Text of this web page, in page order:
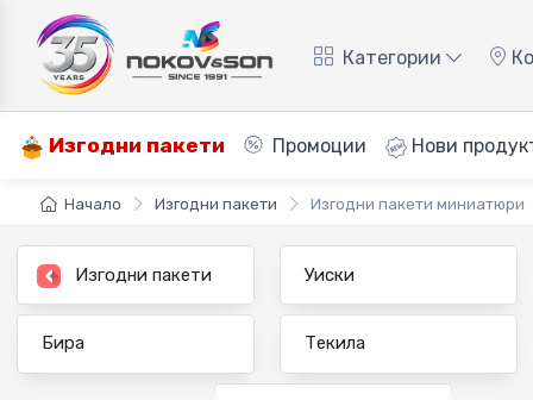
Категории
Изгодни пакети Промоции Нови
Начало Изгодни пакети Изгодни пакети миниатюри
Изгодни пакети Уиски
Бира Текила